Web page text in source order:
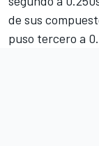
de sus
puso tercero a